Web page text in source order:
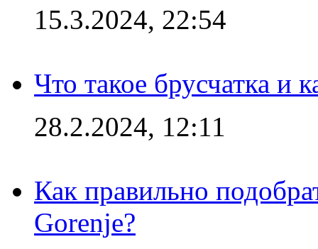
15.3.2024, 22:54
Что такое брусчатка и
28.2.2024, 12:11
Как правильно
Gorenje?